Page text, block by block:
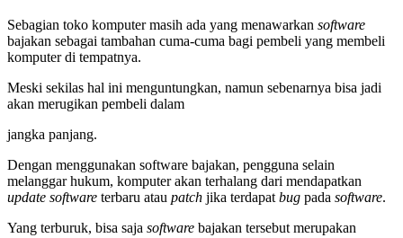
Sebagian toko komputer masih ada yang menawarkan software
bajakan sebagai tambahan cuma-cuma bagi pembeli yang membeli
komputer di tempatnya.
Meski sekilas hal ini menguntungkan, namun sebenarnya bisa jadi
akan merugikan pembeli dalam
jangka panjang.
Dengan menggunakan software bajakan, pengguna selain
melanggar hukum, komputer akan terhalang dari mendapatkan
update software terbaru atau patch jika terdapat bug pada software.
Yang terburuk, bisa saja software bajakan tersebut merupakan